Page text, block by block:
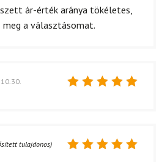
Értékelés:
/ 5
ár-érték aránya tökéletes,
meg a választásomat.
tulajdonos)